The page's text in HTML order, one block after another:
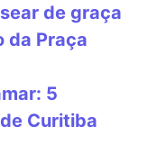
de graça
da Praça
5
Curitiba